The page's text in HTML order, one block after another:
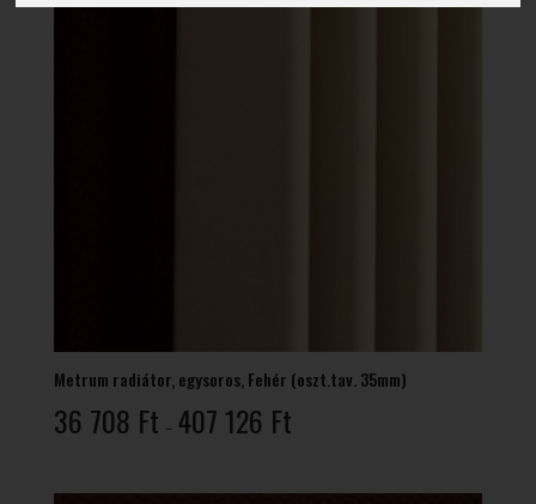
Metrum radiátor, egysoros, Fehér (oszt.tav. 35mm)
36 708 Ft – 407 126 Ft36
-